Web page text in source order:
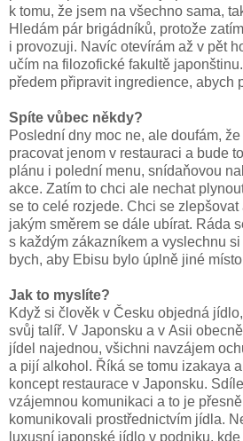
k tomu, že jsem na všechno sama,
Hledám pár brigádníků, protože
i provozuji. Navíc otevírám až v pět
učím na filozofické fakultě
předem připravit ingredience, abych
Spíte vůbec někdy?
Poslední dny moc ne, ale doufám,
pracovat jenom v restauraci a bude
plánu i polední menu, snídaňovou
akce. Zatím to chci ale nechat
se to celé rozjede. Chci se
jakým směrem se dále ubírat. Ráda
s každým zákazníkem a vyslechnu
bych, aby Ebisu bylo úplně jiné
Jak to myslíte?
Když si člověk v Česku objedná
svůj talíř. V Japonsku a v Asii
jídel najednou, všichni navzájem
a pijí alkohol. Říká se tomu izakaya
koncept restaurace v Japonsku.
vzájemnou komunikaci a to je
komunikovali prostřednictvím jídla.
luxusní japonské jídlo v podniku,